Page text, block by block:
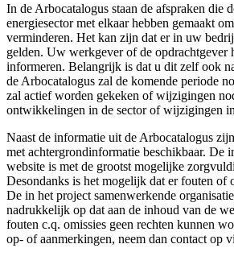
In de Arbocatalogus staan de afspraken die
energiesector met elkaar hebben gemaakt
verminderen. Het kan zijn dat er in uw
gelden. Uw werkgever of de opdrachtgever
informeren. Belangrijk is dat u dit zelf ook
de Arbocatalogus zal de komende periode
zal actief worden gekeken of wijzigingen
ontwikkelingen in de sector of wijzigingen
Naast de informatie uit de Arbocatalogus
met achtergrondinformatie beschikbaar. De
website is met de grootst mogelijke
Desondanks is het mogelijk dat er fouten of
De in het project samenwerkende
nadrukkelijk op dat aan de inhoud van de
fouten c.q. omissies geen rechten kunnen
op- of aanmerkingen, neem dan contact op